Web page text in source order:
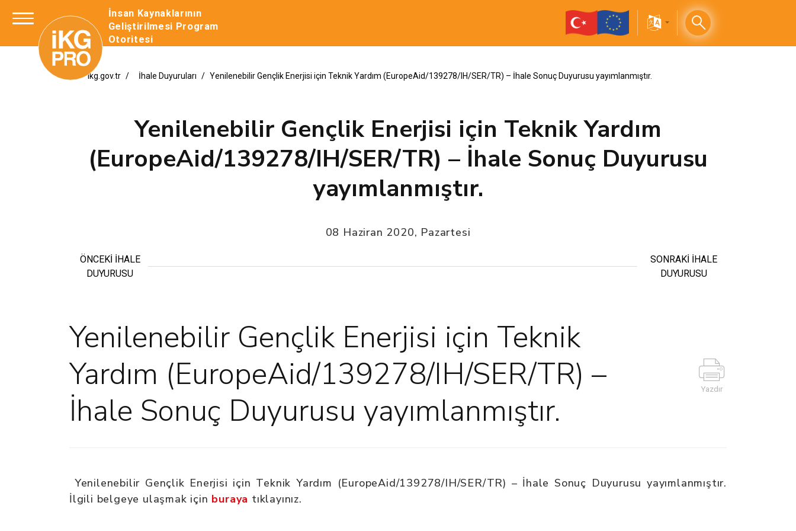
İnsan Kaynaklarının
Geliştirilmesi Program
Otoritesi
ikg.gov.tr İhale Duyuruları Yenilenebilir Gençlik Enerjisi için Teknik Yardım (EuropeAid/139278/IH/SER/TR) – İhale Sonuç Duyurusu yayımlanmıştır.
Yenilenebilir Gençlik Enerjisi için Teknik Yardım
(EuropeAid/139278/IH/SER/TR) – İhale Sonuç Duyurusu
yayımlanmıştır.
08 Haziran 2020, Pazartesi
ÖNCEKİ İHALE
DUYURUSU
SONRAKİ İHALE
DUYURUSU
Yenilenebilir Gençlik Enerjisi için Teknik
Yardım (EuropeAid/139278/IH/SER/TR) –
İhale Sonuç Duyurusu yayımlanmıştır.
Yazdır
Yenilenebilir Gençlik Enerjisi için Teknik Yardım (EuropeAid/139278/IH/SER/TR) – İhale Sonuç Duyurusu yayımlanmıştır.
İlgili belgeye ulaşmak için buraya tıklayınız.